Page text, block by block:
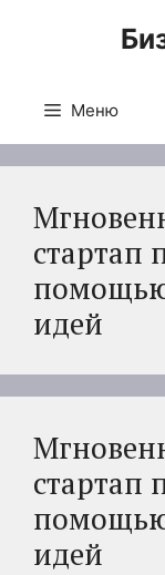
Меню
стартап
помощью
идей
стартап
помощью
идей